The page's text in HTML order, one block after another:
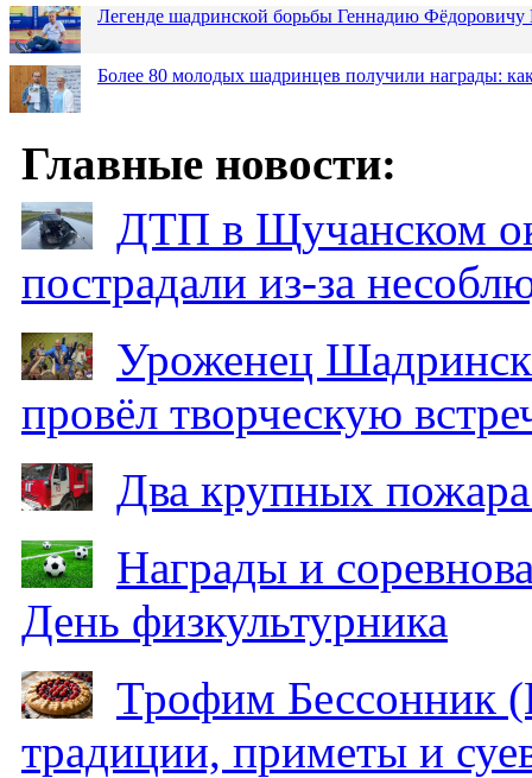
Легенде шадринской борьбы Геннадию Фёдоровичу
Более 80 молодых шадринцев получили награды:
Главные новости:
ДТП в Щучанском
пострадали из-за
Уроженец
провёл творческую
Два крупных
Награды и
День физкультурника
Трофим Бессонник
традиции, приметы и